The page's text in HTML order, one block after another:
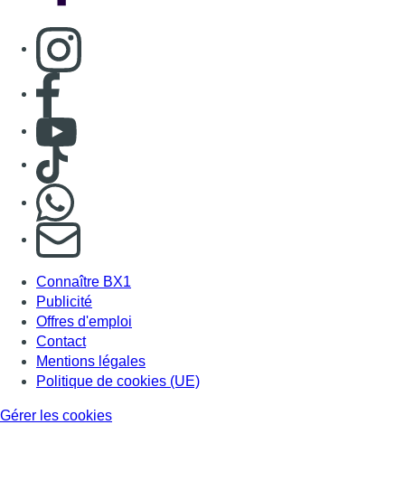
Consulter page Instagram
Consulter page Facebook
Consulter Youtube
Consulter TikTok
S'abonner à notre newsletter
Connaître BX1
Publicité
Offres d'emploi
Contact
Mentions légales
Politique de cookies (UE)
Gérer les cookies